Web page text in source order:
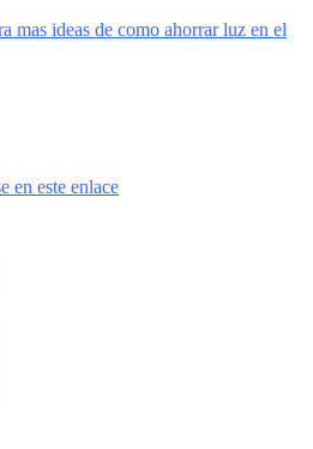
mas ideas de como ahorrar luz en el
en este enlace